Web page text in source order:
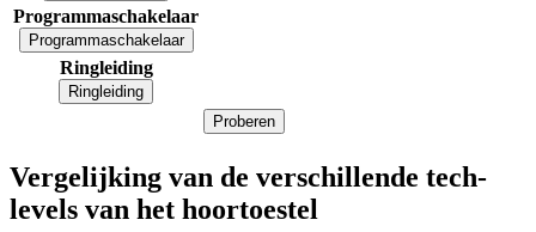
Programmaschakelaar
Programmaschakelaar
Ringleiding
Ringleiding
Proberen
Vergelijking van de verschillende tech-
levels van het hoortoestel